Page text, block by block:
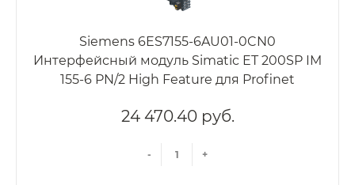
Siemens 6ES7155-6AU01-0CN0
Интерфейсный модуль Simatic ET 200SP IM
155-6 PN/2 High Feature для Profinet
24 470.40 руб.
- +